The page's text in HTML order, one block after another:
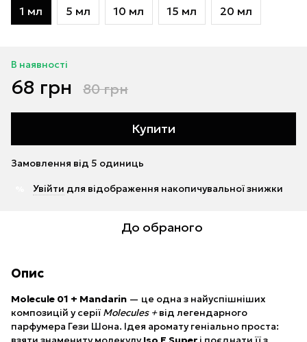
1 мл 5 мл 10 мл 15 мл 20 мл
В наявності
68 грн 80 грн
Купити
Замовлення від 5 одиниць
Увійти для відображення накопичувальної знижки
До обраного
Опис
Molecule 01 + Mandarin — це одна з найуспішніших
композицій у серії Molecules +від легендарного
парфумера Гези Шона. Ідея аромату геніально проста: